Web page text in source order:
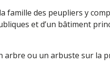
famille des peupliers y
et d’un bâtiment
arbre ou un arbuste sur la